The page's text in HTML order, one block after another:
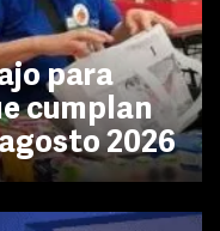
para
cumplan
2026